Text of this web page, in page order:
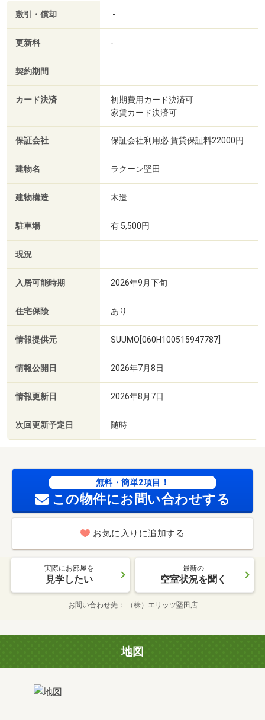
敷引・償却 -
更新料 -
契約期間
カード決済
初期費用カード決済可
家賃カード決済可
保証会社 保証会社利用必 賃貸保証料22000円
建物名 ラクーン堅田
建物構造 木造
駐車場 有 5,500円
現況
入居可能時期 2026年9月下旬
住宅保険 あり
情報提供元 SUUMO[060H100515947787]
情報公開日 2026年7月8日
情報更新日 2026年8月7日
次回更新予定日 随時
無料・簡単2項目！
この物件にお問い合わせする
お気に入りに追加する
実際にお部屋を
見学したい
最新の
空室状況を聞く
お問い合わせ先 （株）エリッツ堅田店
地図